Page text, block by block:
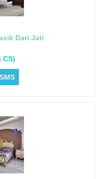
Dari Jati
CS)
SMS